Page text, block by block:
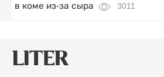
в коме из-за сыра
3011